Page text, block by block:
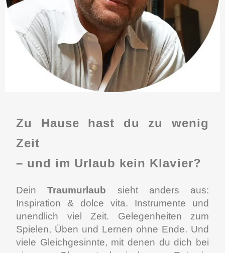
Zu Hause hast du zu wenig
Zeit
– und im Urlaub kein Klavier?
DeinTraumurlaub sieht anders aus:
Inspiration & dolce vita. Instrumente und
unendlich viel Zeit. Gelegenheiten zum
Spielen, Üben und Lernen ohne Ende. Und
viele Gleichgesinnte, mit denen du dich bei